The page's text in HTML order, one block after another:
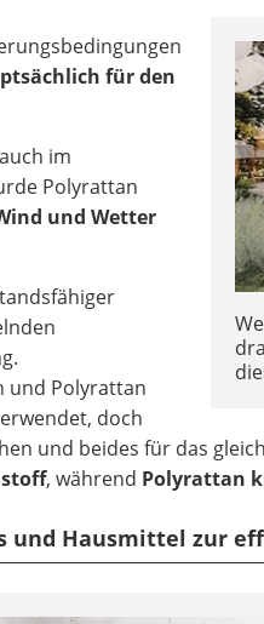
für den
im
Polyrattan
und Wetter
und Polyrattan
doch
und beides für das
, während Polyrattan
und Hausmittel zur